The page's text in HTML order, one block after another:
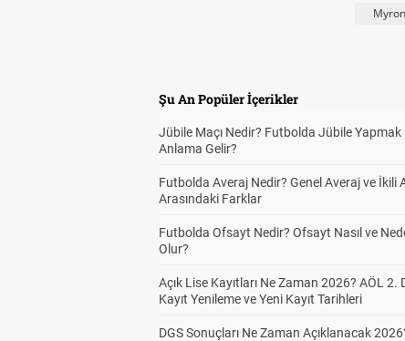
Şu An Popüler İçerikler
Jübile Maçı Nedir? Futbolda Jübile Yapmak
Anlama Gelir?
Futbolda Averaj Nedir? Genel Averaj ve İkili
Arasındaki Farklar
Futbolda Ofsayt Nedir? Ofsayt Nasıl ve
Olur?
Açık Lise Kayıtları Ne Zaman 2026? AÖL 2.
Kayıt Yenileme ve Yeni Kayıt Tarihleri
DGS Sonuçları Ne Zaman Açıklanacak